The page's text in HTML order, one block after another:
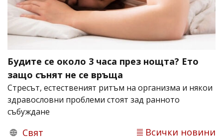
Будите се около 3 часа през нощта? Ето
защо сънят не се връща
Стресът, естественият ритъм на организма и някои
здравословни проблеми стоят зад ранното
събуждане
Свят Всички новини